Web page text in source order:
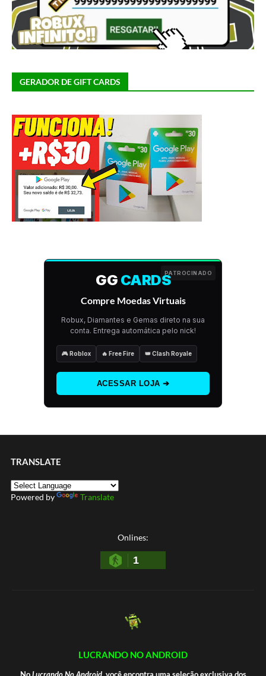
GERADOR DE GIFT CARDS
PATROCINADO
GG CARDS
Compre Moedas Virtuais
Robux, Diamantes e Gemas direto na sua
conta. Entrega automática pelo nick!
🎮 Roblox 🔥 Free Fire 👑 Clash Royale
ACESSAR LOJA ➔
TRANSLATE
Powered by Translate
Onlines:
1
LUCRANDO NO ANDROID
NoLucrando No Android, você encontra uma seleção exclusiva dos